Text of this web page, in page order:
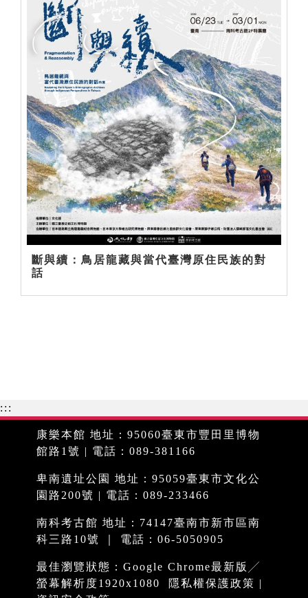
斷與續：鳥居龍藏與當代臺灣原住民族的對
話
:::
康樂本館 地址：95060臺東市豐田里博物
館路1號 | 電話：089-381166
卑南遺址公園 地址：95059臺東市文化公
園路200號 | 電話：089-233466
南科考古館 地址：74147臺南市新市區南
科三路10號 ｜ 電話：06-5050905
最佳瀏覽狀態：Google Chrome最新版╱
螢幕解析度1920x1080
隱私權保護政策 |